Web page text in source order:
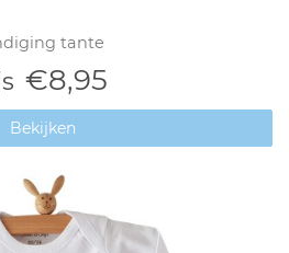
tante
€8,95
Bekijken